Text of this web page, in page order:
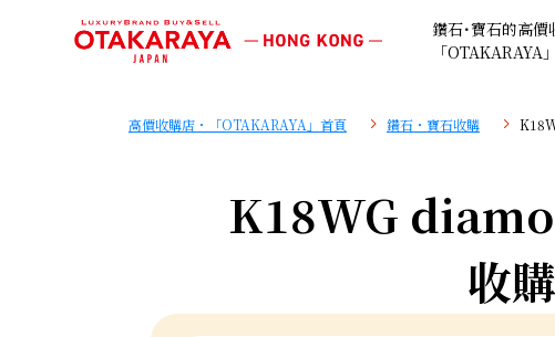
鑽石･寶石的高
「OTAKARAYA」
高價收購店・「OTAKARAYA」首頁 鑽石・寶石收購
K18WG
收